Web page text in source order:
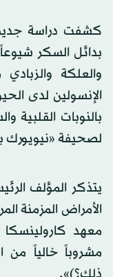
كشفت دراسة
بدائل السكر
والعلكة
الإنسولين لدى
بالنوبات القلبية
لصحيفة
يتذكر المؤلف
الأمراض المزمنة
معهد
مشروباً خالياً